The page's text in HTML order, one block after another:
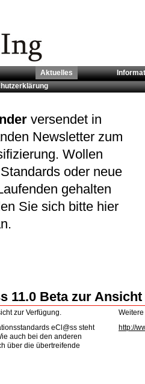
Aktuelles
versendet in
Newsletter zum
Wollen
oder neue
gehalten
Sie sich bitte hier
11.0 Beta zur
zur Verfügung.
eCl@ss steht
auch bei den anderen
über die übertreifende
http://